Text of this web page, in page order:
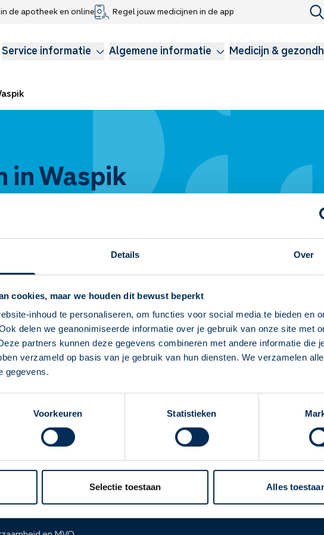
Details Over
cookies, maar we houden dit bewust beperkt
inhoud te personaliseren, om functies voor social media te bieden en
delen we geanonimiseerde informatie over je gebruik van onze site met
partners kunnen deze gegevens combineren met andere informatie die
verzameld op basis van je gebruik van hun diensten. We verzamelen
gegevens.
Voorkeuren Statistieken
Selectie toestaan Alles
Deze Service Apotheek staat nu ingesteld als
jouw apotheek
Zo kan je makkelijk alle informatie vinden in het
de apotheek en online Regel jouw medicijnen in de app
Service informatie Algemene informatie Medicijn &
Webshop
gegevens delen
Klachtenregeling
kinderen
Longzorg
in Waspik
Service Apotheek Waesbeeck
Wilhelminastraat
info@serviceapotheekwaesbeeck.nl
0416 31 37 77
Dit is
Service Apotheek
Werken bij het hoofdkantoor